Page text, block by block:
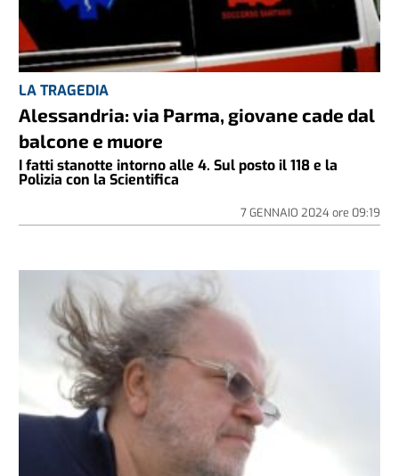
LA TRAGEDIA
Alessandria: via Parma, giovane cade dal
balcone e muore
I fatti stanotte intorno alle 4. Sul posto il 118 e la
Polizia con la Scientifica
7 GENNAIO 2024ore 09:19